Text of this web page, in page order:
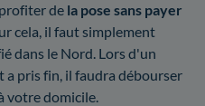
de la pose sans payer
cela, il faut simplement
dans le Nord. Lors d'un
a pris fin, il faudra débourser
votre domicile.